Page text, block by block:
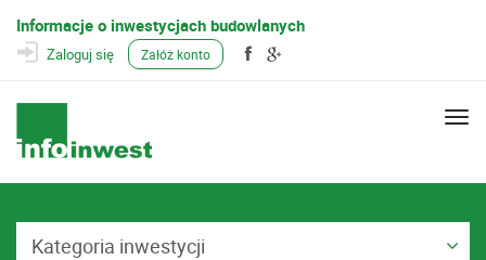
Informacje o inwestycjach budowlanych
Zaloguj się Załóż konto
Kategoria inwestycji